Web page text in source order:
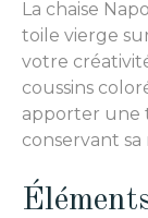
La chaise
toile vierge
votre
coussins
apporter une
conservant